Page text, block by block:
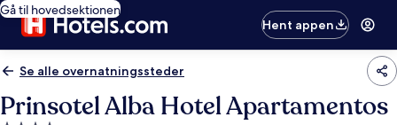
Gå til hovedsektionen
Hent appen
Se alle overnatningssteder
Prinsotel Alba Hotel Apartamentos